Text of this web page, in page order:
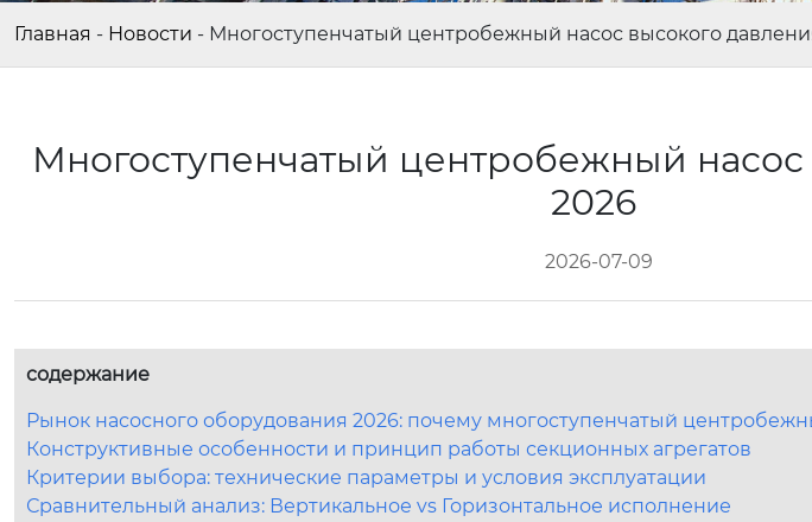
Главная - Новости - Многоступенчатый центробежный насос высокого
Многоступенчатый центробежный насос
2026
2026-07-09
содержание
Рынок насосного оборудования 2026: почему многоступенчатый
Конструктивные особенности и принцип работы секционных агрегатов
Критерии выбора: технические параметры и условия эксплуатации
Сравнительный анализ: Вертикальное vs Горизонтальное исполнение